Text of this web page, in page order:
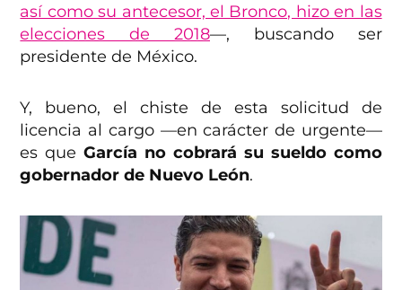
así como su antecesor, el Bronco, hizo en las
elecciones de 2018—, buscando ser
presidente de México.
Y, bueno, el chiste de esta solicitud de
licencia al cargo —en carácter de urgente—
es queGarcía no cobrará su sueldo como
gobernador de Nuevo León.